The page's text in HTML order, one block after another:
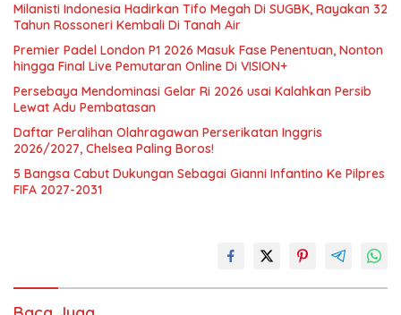
Milanisti Indonesia Hadirkan Tifo Megah Di SUGBK, Rayakan 32
Tahun Rossoneri Kembali Di Tanah Air
Premier Padel London P1 2026 Masuk Fase Penentuan, Nonton
hingga Final Live Pemutaran Online Di VISION+
Persebaya Mendominasi Gelar Ri 2026 usai Kalahkan Persib
Lewat Adu Pembatasan
Daftar Peralihan Olahragawan Perserikatan Inggris
2026/2027, Chelsea Paling Boros!
5 Bangsa Cabut Dukungan Sebagai Gianni Infantino Ke Pilpres
FIFA 2027-2031